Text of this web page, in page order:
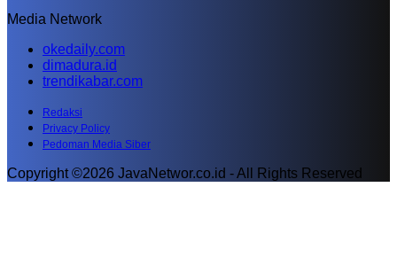
Media Network
okedaily.com
dimadura.id
trendikabar.com
Redaksi
Privacy Policy
Pedoman Media Siber
Copyright ©2026 JavaNetwor.co.id - All Rights Reserved